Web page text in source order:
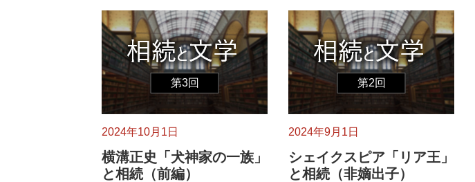
第3回
2024年10月1日
横溝正史「犬神家の一族」
と相続（前編）
第2回
2024年9月1日
シェイクスピア「リア王」
と相続（非嫡出子）